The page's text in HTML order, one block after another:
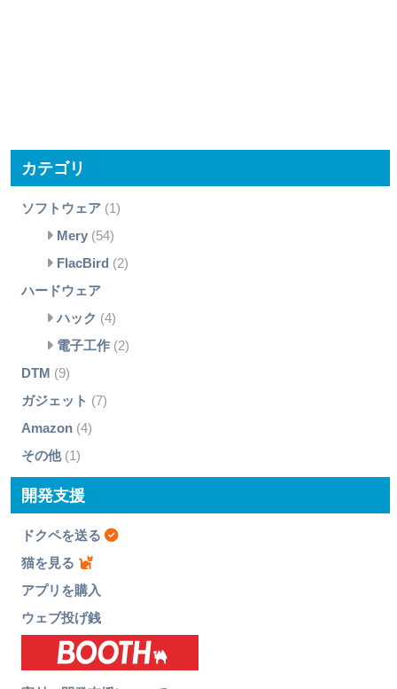
カテゴリ
ソフトウェア(1)
Mery(54)
FlacBird (2)
ハードウェア
ハック (4)
電子工作(2)
DTM (9)
ガジェット (7)
Amazon(4)
その他(1)
開発支援
ドクペを送る
猫を見る
アプリを購入
ウェブ投げ銭